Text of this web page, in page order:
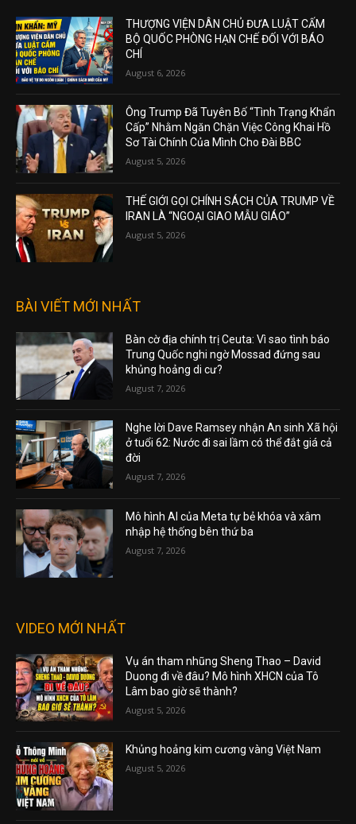
THƯỢNG VIỆN DÂN CHỦ ĐƯA LUẬT CẤM
BỘ QUỐC PHÒNG HẠN CHẾ ĐỐI VỚI BÁO
CHÍ
August 6, 2026
Ông Trump Đã Tuyên Bố “Tình Trạng Khẩn
Cấp” Nhằm Ngăn Chặn Việc Công Khai Hồ
Sơ Tài Chính Của Mình Cho Đài BBC
August 5, 2026
THẾ GIỚI GỌI CHÍNH SÁCH CỦA TRUMP VỀ
IRAN LÀ “NGOẠI GIAO MẪU GIÁO”
August 5, 2026
BÀI VIẾT MỚI NHẤT
Bàn cờ địa chính trị Ceuta: Vì sao tình báo
Trung Quốc nghi ngờ Mossad đứng sau
khủng hoảng di cư?
August 7, 2026
Nghe lời Dave Ramsey nhận An sinh Xã hội
ở tuổi 62: Nước đi sai lầm có thể đắt giá cả
đời
August 7, 2026
Mô hình AI của Meta tự bẻ khóa và xâm
nhập hệ thống bên thứ ba
August 7, 2026
VIDEO MỚI NHẤT
Vụ án tham nhũng Sheng Thao – David
Duong đi về đâu? Mô hình XHCN của Tô
Lâm bao giờ sẽ thành?
August 5, 2026
Khủng hoảng kim cương vàng Việt Nam
August 5, 2026